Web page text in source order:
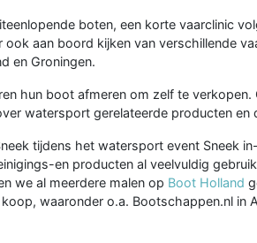
boten, een korte vaarclinic
aan boord kijken van verschillende
en Groningen.
hun boot afmeren om zelf te verkopen.
watersport gerelateerde producten en
tijdens het watersport event Sneek
en producten al veelvuldig
we al meerdere malen op Boot Holland
waaronder o.a. Bootschappen.nl in